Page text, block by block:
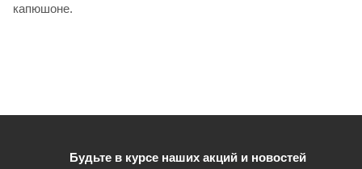
капюшоне.
Будьте в курсе наших акций и новостей